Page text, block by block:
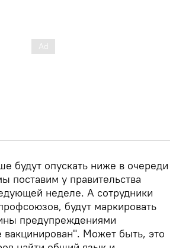
будут опускать ниже в очереди
поставим у правительства
неделе. А сотрудники
будут маркировать
предупреждениями
Может быть, это